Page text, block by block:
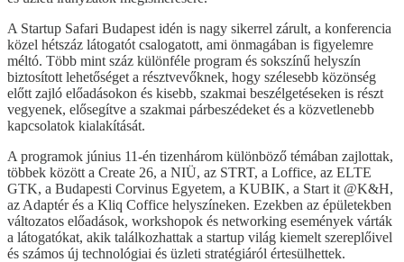
A Startup Safari Budapest idén is nagy sikerrel zárult, a konferencia
közel hétszáz látogatót csalogatott, ami önmagában is figyelemre
méltó. Több mint száz különféle program és sokszínű helyszín
biztosított lehetőséget a résztvevőknek, hogy szélesebb közönség
előtt zajló előadásokon és kisebb, szakmai beszélgetéseken is részt
vegyenek, elősegítve a szakmai párbeszédeket és a közvetlenebb
kapcsolatok kialakítását.
A programok június 11-én tizenhárom különböző témában zajlottak,
többek között a Create 26, a NIÜ, az STRT, a Loffice, az ELTE
GTK, a Budapesti Corvinus Egyetem, a KUBIK, a Start it @K&H,
az Adaptér és a Kliq Coffice helyszíneken. Ezekben az épületekben
változatos előadások, workshopok és networking események várták
a látogatókat, akik találkozhattak a startup világ kiemelt szereplőivel
és számos új technológiai és üzleti stratégiáról értesülhettek.